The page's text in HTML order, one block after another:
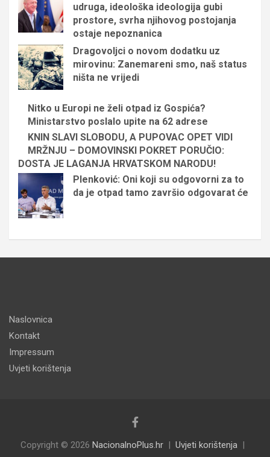
udruga, ideološka ideologija gubi
prostore, svrha njihovog postojanja
ostaje nepoznanica
Dragovoljci o novom dodatku uz
mirovinu: Zanemareni smo, naš status
ništa ne vrijedi
Nitko u Europi ne želi otpad iz Gospića?
Ministarstvo poslalo upite na 62 adrese
KNIN SLAVI SLOBODU, A PUPOVAC OPET VIDI
MRŽNJU – DOMOVINSKI POKRET PORUČIO:
DOSTA JE LAGANJA HRVATSKOM NARODU!
Plenković: Oni koji su odgovorni za to
da je otpad tamo završio odgovarat će
Naslovnica
Kontakt
Impressum
Uvjeti korištenja
Copyright © 2026 NacionalnoPlus.hr
Uvjeti korištenja